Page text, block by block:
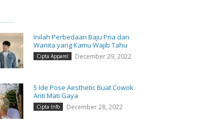
Inilah Perbedaan Baju Pria dan
Wanita yang Kamu Wajib Tahu
Cipta Apparel December 29, 2022
5 Ide Pose Aesthetic Buat Cowok
Anti Mati Gaya
Cipta Info December 28, 2022